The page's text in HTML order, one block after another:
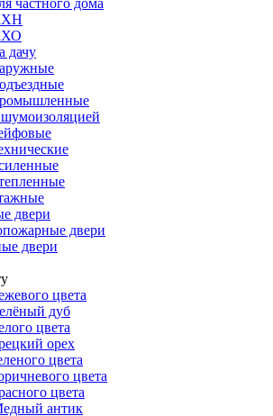
частного дома
дачу
двери
двери
двери
цвета
дуб
цвета
орех
цвета
цвета
цвета
антик